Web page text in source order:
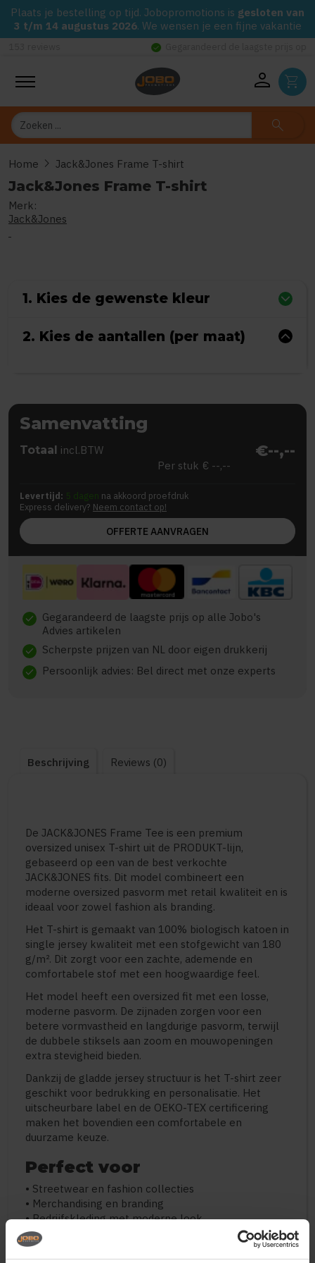
Plaats je bestelling op tijd. Jobopromotions is gesloten van
3 t/m 14 augustus 2026. We wensen je een fijne vakantie
Gegarandeerd de laagste prijs op alle Jobo's Advies artikelen
person shopping_cart
Zoeken search
Home chevron_right Jack&Jones Frame T-shirt
Jack&Jones Frame T-shirt
Merk:
Jack&Jones
1. Kies de gewenste kleur
2. Kies de aantallen (per maat)
Samenvatting
Totaal incl.BTW €--,--
Per stuk € --,--
Levertijd: 5 dagen na akkoord proefdruk
Express delivery? Neem contact op!
OFFERTE AANVRAGEN
check Gegarandeerd de laagste prijs op alle Jobo's
Advies artikelen
check Scherpste prijzen van NL door eigen drukkerij
check Persoonlijk advies: Bel direct met onze experts
Beschrijving Reviews (0)
De JACK&JONES Frame Tee is een premium
oversized unisex T-shirt uit de PRODUKT-lijn,
gebaseerd op een van de best verkochte
JACK&JONES fits. Dit model combineert een
moderne oversized pasvorm met retail kwaliteit en is
ideaal voor zowel fashion als branding.
Het T-shirt is gemaakt van 100% biologisch katoen in
single jersey kwaliteit met een stofgewicht van 180
g/m². Dit zorgt voor een zachte, ademende en
comfortabele stof met een hoogwaardige feel.
Het model heeft een oversized fit met een losse,
moderne pasvorm. De zijnaden zorgen voor een
betere vormvastheid en langdurige pasvorm, terwijl
de dubbele stiksels aan zoom en mouwopeningen
extra stevigheid bieden.
Dankzij de gladde jersey structuur is het T-shirt zeer
geschikt voor bedrukking en personalisatie. Het
uitscheurbare label en de OEKO-TEX certificering
maken het bovendien een comfortabele en
duurzame keuze.
Perfect voor
• Streetwear en fashion collecties
• Merchandising en branding
• Bedrijfskleding met moderne look
• Custom print en design projecten
• Casual en dagelijks gebruik